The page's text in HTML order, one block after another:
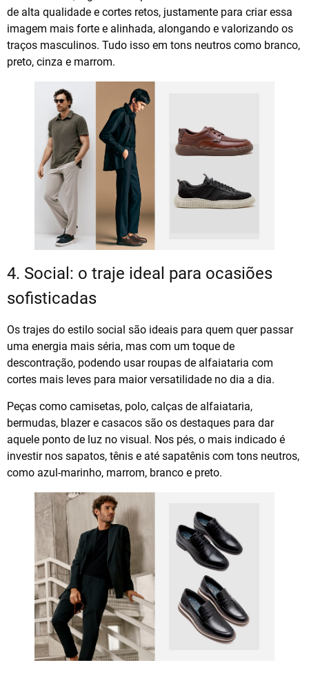
de alta qualidade e cortes retos, justamente para criar essa
imagem mais forte e alinhada, alongando e valorizando os
traços masculinos. Tudo isso em tons neutros como branco,
preto, cinza e marrom.
4. Social: o traje ideal para ocasiões
sofisticadas
Os trajes do estilo social são ideais para quem quer passar
uma energia mais séria, mas com um toque de
descontração, podendo usar roupas de alfaiataria com
cortes mais leves para maior versatilidade no dia a dia.
Peças como camisetas, polo, calças de alfaiataria,
bermudas, blazer e casacos são os destaques para dar
aquele ponto de luz no visual. Nos pés, o mais indicado é
investir nos sapatos, tênis e até sapatênis com tons neutros,
como azul-marinho, marrom, branco e preto.